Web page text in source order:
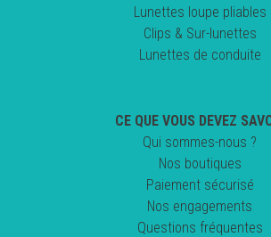
Lunettes loupe pliables
Clips & Sur-lunettes
Lunettes de conduite
CE QUE VOUS DEVEZ
Qui sommes-nous ?
Nos boutiques
Paiement sécurisé
Nos engagements
Questions fréquentes